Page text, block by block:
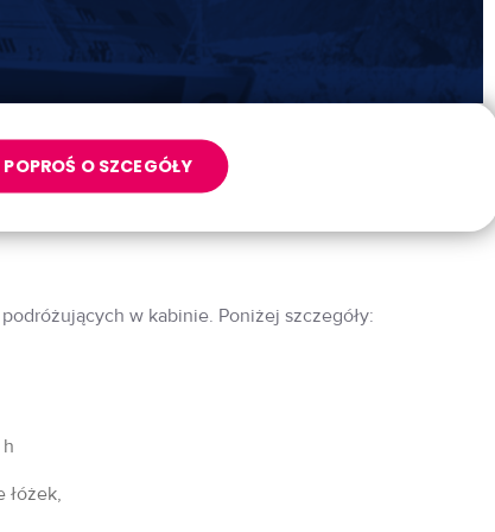
POPROŚ O SZCEGÓŁY
w kabinie. Poniżej szczegóły:
łóżek,